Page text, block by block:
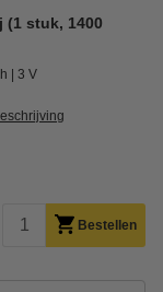
(1 stuk, 1400
3 V
Bestellen